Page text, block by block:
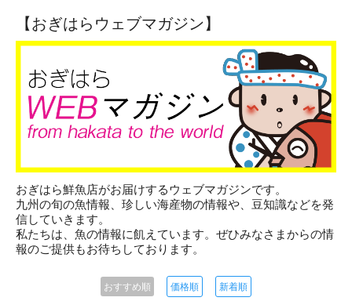
【おぎはらウェブマガジン】
おぎはら鮮魚店がお届けするウェブマガジンです。
九州の旬の魚情報、珍しい海産物の情報や、豆知識などを発
信していきます。
私たちは、魚の情報に飢えています。ぜひみなさまからの情
報のご提供もお待ちしております。
おすすめ順 価格順 新着順